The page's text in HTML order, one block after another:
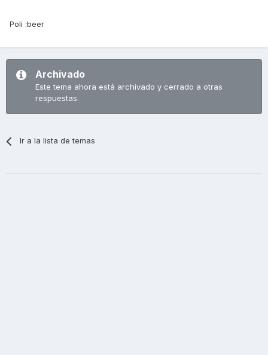
Poli :beer
Archivado
Este tema ahora está archivado y cerrado a otras
respuestas.
Ir a la lista de temas